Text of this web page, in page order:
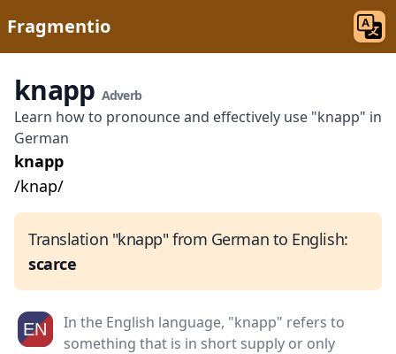
Fragmentio
knapp Adverb
Learn how to pronounce and effectively use "knapp" in
German
knapp
/knap/
Translation "knapp" from German to English:
scarce
In the English language, "knapp" refers to
something that is in short supply or only